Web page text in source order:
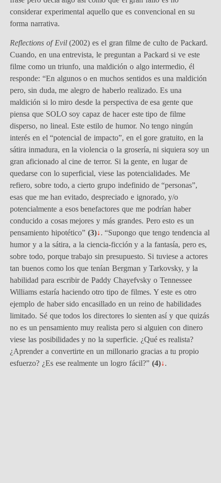
considerar experimental aquello que es convencional en su
forma narrativa.
Reflections of Evil(2002) es el gran filme de culto de Packard.
Cuando, en una entrevista, le preguntan a Packard si ve este
filme como un triunfo, una maldición o algo intermedio, él
responde: “En algunos o en muchos sentidos es una maldición
pero, sin duda, me alegro de haberlo realizado. Es una
maldición si lo miro desde la perspectiva de esa gente que
piensa que SOLO soy capaz de hacer este tipo de filme
disperso, no lineal. Este estilo de humor. No tengo ningún
interés en el “potencial de impacto”, en el gore gratuito, en la
sátira inmadura, en la violencia o la grosería, ni siquiera soy un
gran aficionado al cine de terror. Si la gente, en lugar de
quedarse con lo superficial, viese las potencialidades. Me
refiero, sobre todo, a cierto grupo indefinido de “personas”,
esas que me han evitado, despreciado e ignorado, y/o
potencialmente a esos benefactores que me podrían haber
conducido a cosas mejores y más grandes. Pero esto es un
pensamiento hipotético” (3)↓. “Supongo que tengo tendencia al
humor y a la sátira, a la ciencia-ficción y a la fantasía, pero es,
sobre todo, porque trabajo sin presupuesto. Si tuviese a actores
tan buenos como los que tenían Bergman y Tarkovsky, y la
habilidad para escribir de Paddy Chayefvsky o Tennessee
Williams estaría haciendo otro tipo de filmes. Y este es otro
ejemplo de haber sido encasillado en un reino de habilidades
limitado. Sé que todos los directores lo sienten así y que quizás
no es un pensamiento muy realista pero si alguien con dinero
viese las posibilidades y no la superficie. ¿Qué es realista?
¿Aprender a convertirte en un millonario gracias a tu propio
esfuerzo? ¿Es ese realmente un logro fácil?” (4)↓.